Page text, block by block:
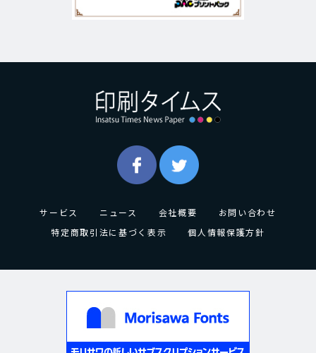
サービス ニュース 会社概要
お問い合わせ
特定商取引法に基づく表示
個人情報保護方針